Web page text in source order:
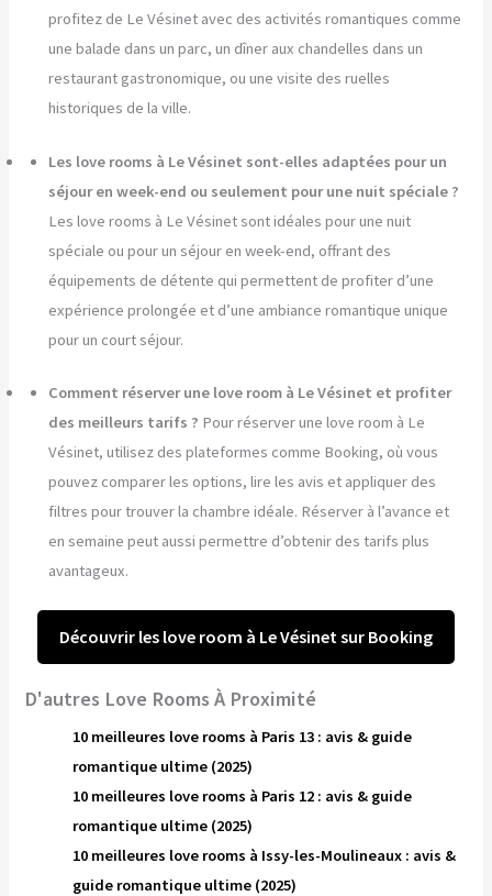
profitez de Le Vésinet avec des activités romantiques comme
une balade dans un parc, un dîner aux chandelles dans un
restaurant gastronomique, ou une visite des ruelles
historiques de la ville.
Les love rooms à Le Vésinet sont-elles adaptées pour un
séjour en week-end ou seulement pour une nuit spéciale ?
Les love rooms à Le Vésinet sont idéales pour une nuit
spéciale ou pour un séjour en week-end, offrant des
équipements de détente qui permettent de profiter d’une
expérience prolongée et d’une ambiance romantique unique
pour un court séjour.
Comment réserver une love room à Le Vésinet et profiter
des meilleurs tarifs ? Pour réserver une love room à Le
Vésinet, utilisez des plateformes comme Booking, où vous
pouvez comparer les options, lire les avis et appliquer des
filtres pour trouver la chambre idéale. Réserver à l’avance et
en semaine peut aussi permettre d’obtenir des tarifs plus
avantageux.
Découvrir les love room à Le Vésinet sur Booking
D'autres Love Rooms À Proximité
10 meilleures love rooms à Paris 13 : avis & guide
romantique ultime (2025)
10 meilleures love rooms à Paris 12 : avis & guide
romantique ultime (2025)
10 meilleures love rooms à Issy-les-Moulineaux : avis &
guide romantique ultime (2025)